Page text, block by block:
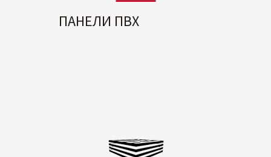
ПАНЕЛИ ПВХ